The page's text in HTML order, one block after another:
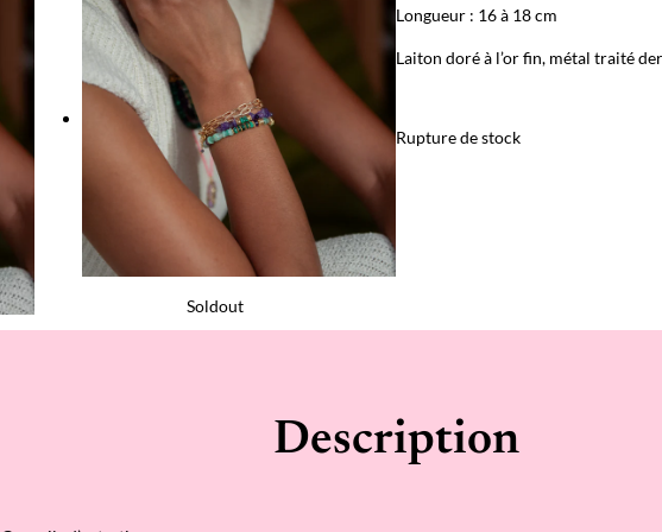
Soldout
Longueur : 16 à 18 cm
Laiton doré à l’or fin, métal traité
Rupture de stock
Description